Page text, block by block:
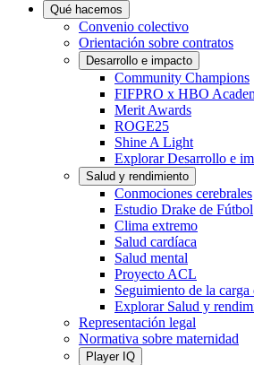
Qué hacemos
Convenio colectivo
Orientación sobre contratos
Desarrollo e impacto
Community Champions
FIFPRO x HBO
Merit Awards
ROGE25
Shine A Light
Explorar Desarrollo e
Salud y rendimiento
Conmociones cerebrales
Estudio Drake de Fútbol
Clima extremo
Salud cardíaca
Salud mental
Proyecto ACL
Seguimiento de la carga
Explorar Salud y
Representación legal
Normativa sobre maternidad
Player IQ